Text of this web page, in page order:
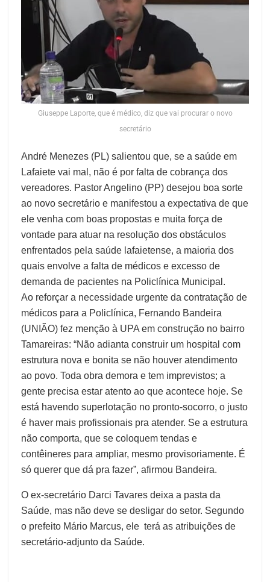
Giuseppe Laporte, que é médico, diz que vai procurar o novo
secretário
André Menezes (PL) salientou que, se a saúde em
Lafaiete vai mal, não é por falta de cobrança dos
vereadores. Pastor Angelino (PP) desejou boa sorte
ao novo secretário e manifestou a expectativa de que
ele venha com boas propostas e muita força de
vontade para atuar na resolução dos obstáculos
enfrentados pela saúde lafaietense, a maioria dos
quais envolve a falta de médicos e excesso de
demanda de pacientes na Policlínica Municipal.
Ao reforçar a necessidade urgente da contratação de
médicos para a Policlínica, Fernando Bandeira
(UNIÃO) fez menção à UPA em construção no bairro
Tamareiras: “Não adianta construir um hospital com
estrutura nova e bonita se não houver atendimento
ao povo. Toda obra demora e tem imprevistos; a
gente precisa estar atento ao que acontece hoje. Se
está havendo superlotação no pronto-socorro, o justo
é haver mais profissionais pra atender. Se a estrutura
não comporta, que se coloquem tendas e
contêineres para ampliar, mesmo provisoriamente. É
só querer que dá pra fazer”, afirmou Bandeira.
O ex-secretário Darci Tavares deixa a pasta da
Saúde, mas não deve se desligar do setor. Segundo
o prefeito Mário Marcus, ele terá as atribuições de
secretário-adjunto da Saúde.